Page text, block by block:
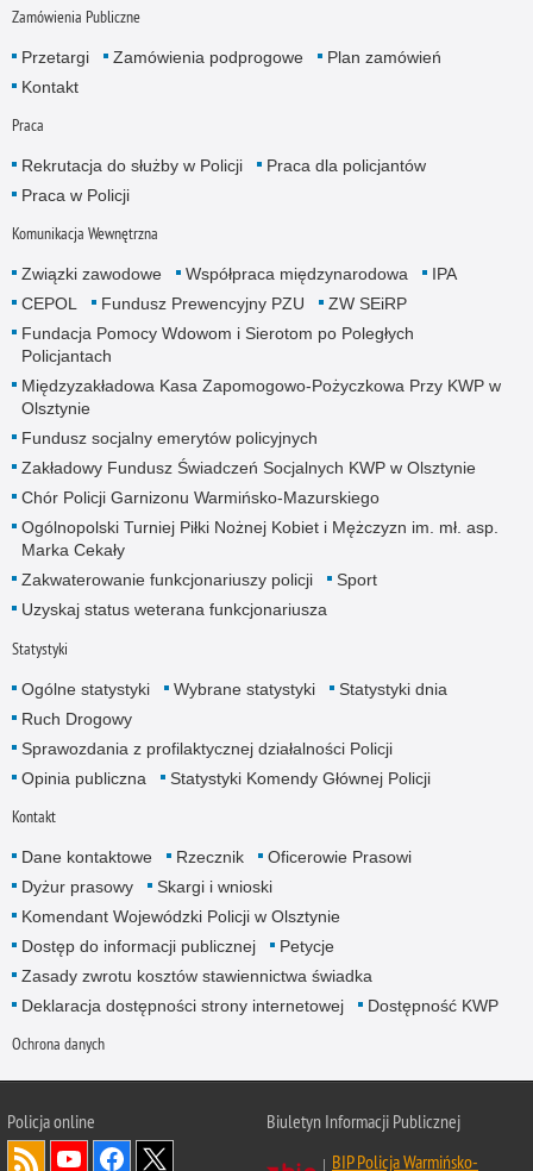
Zamówienia Publiczne
Przetargi Zamówienia podprogowe
Plan zamówień
Kontakt
Praca
Rekrutacja do służby w Policji
Praca dla policjantów
Praca w Policji
Komunikacja Wewnętrzna
Związki zawodowe Współpraca międzynarodowa
IPA
CEPOL
Fundusz Prewencyjny PZU
ZW SEiRP
Fundacja Pomocy Wdowom i Sierotom po Poległych
Policjantach
Międzyzakładowa Kasa Zapomogowo-Pożyczkowa Przy KWP w
Olsztynie
Fundusz socjalny emerytów policyjnych
Zakładowy Fundusz Świadczeń Socjalnych KWP w Olsztynie
Chór Policji Garnizonu Warmińsko-Mazurskiego
Ogólnopolski Turniej Piłki Nożnej Kobiet i Mężczyzn im. mł. asp.
Marka Cekały
Zakwaterowanie funkcjonariuszy policji
Sport
Uzyskaj status weterana funkcjonariusza
Statystyki
Ogólne statystyki Wybrane statystyki
Statystyki dnia
Ruch Drogowy
Sprawozdania z profilaktycznej działalności Policji
Opinia publiczna
Statystyki Komendy Głównej Policji
Kontakt
Dane kontaktowe Rzecznik
Oficerowie Prasowi
Dyżur prasowy
Skargi i wnioski
Komendant Wojewódzki Policji w Olsztynie
Dostęp do informacji publicznej
Petycje
Zasady zwrotu kosztów stawiennictwa świadka
Deklaracja dostępności strony internetowej
Dostępność KWP
Ochrona danych
Policja online
Biuletyn Informacji Publicznej
BIP Policja Warmińsko-